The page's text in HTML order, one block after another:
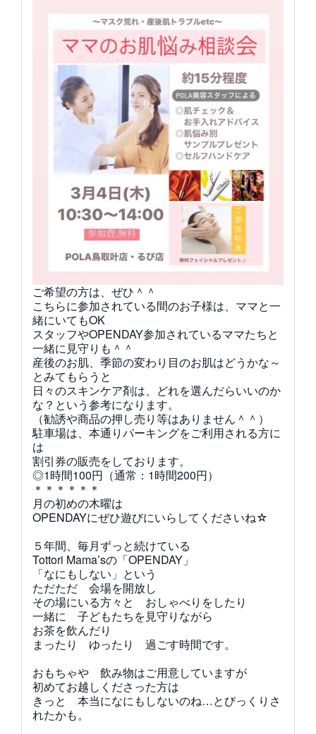
ご希望の方は、ぜひ＾＾
こちらに参加されている間のお子様は、ママと一
緒にいてもOK
スタッフやOPENDAY参加されているママたちと
一緒に見守りも＾＾
産後のお肌、季節の変わり目のお肌はどうかな～
とみてもらうと
日々のスキンケア剤は、どれを選んだらいいのか
な？という参考になります。
（勧誘や商品の押し売り等はありません＾＾）
駐車場は、本通りパーキングをご利用される方に
は
割引券の販売をしております。
◎1時間100円（通常：1時間200円）
＊＊＊＊＊＊
月の初めの木曜は
OPENDAYにぜひ遊びにいらしてくださいね☆
５年間、毎月ずっと続けている
Tottori Mama’sの「OPENDAY」
「なにもしない」という
ただただ 会場を開放し
その場にいる方々と おしゃべりをしたり
一緒に 子どもたちを見守りながら
お茶を飲んだり
まったり ゆったり 過ごす時間です。
おもちゃや 飲み物はご用意していますが
初めてお越しくださった方は
きっと 本当になにもしないのね…とびっくりさ
れたかも。